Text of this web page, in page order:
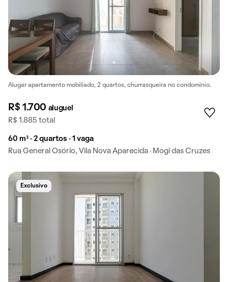
Alugar apartamento mobiliado, 2 quartos, churrasqueira no condomínio.
R$ 1.700 aluguel
R$ 1.885 total
60 m² · 2 quartos · 1 vaga
Rua General Osório, Vila Nova Aparecida · Mogi das Cruzes
Exclusivo